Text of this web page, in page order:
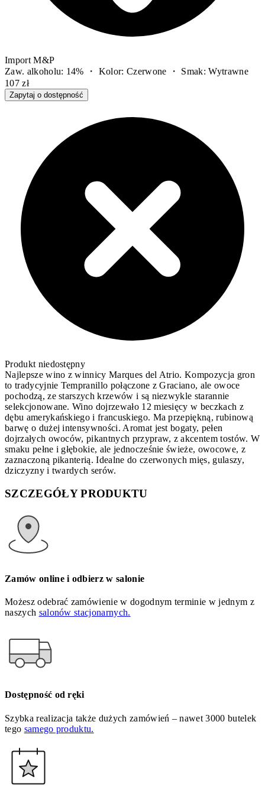
Import M&P
Zaw. alkoholu: 14% ・ Kolor: Czerwone ・ Smak: Wytrawne
107 zł
Zapytaj o dostępność
Produkt niedostępny
Najlepsze wino z winnicy Marques del Atrio. Kompozycja gron
to tradycyjnie Tempranillo połączone z Graciano, ale owoce
pochodzą, ze starszych krzewów i są niezwykle starannie
selekcjonowane. Wino dojrzewało 12 miesięcy w beczkach z
dębu amerykańskiego i francuskiego. Ma przepiękną, rubinową
barwę o dużej intensywności. Aromat jest bogaty, pełen
dojrzałych owoców, pikantnych przypraw, z akcentem tostów. W
smaku pełne i głębokie, ale jednocześnie świeże, owocowe, z
zaznaczoną pikanterią. Idealne do czerwonych mięs, gulaszy,
dziczyzny i twardych serów.
SZCZEGÓŁY PRODUKTU
Zamów online i odbierz w salonie
Możesz odebrać zamówienie w dogodnym terminie w jednym z
naszych salonów stacjonarnych.
Dostępność od ręki
Szybka realizacja także dużych zamówień – nawet 3000 butelek
tego samego produktu.